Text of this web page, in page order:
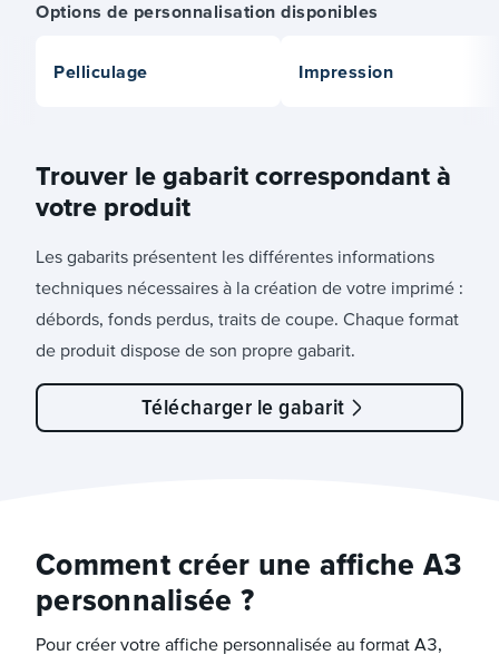
Options de personnalisation disponibles
Pelliculage Impression
Trouver le gabarit correspondant à
votre produit
Les gabarits présentent les différentes informations
techniques nécessaires à la création de votre imprimé :
débords, fonds perdus, traits de coupe. Chaque format
de produit dispose de son propre gabarit.
Télécharger le gabarit
Comment créer une affiche A3
personnalisée ?
Pour créer votre affiche personnalisée au format A3,